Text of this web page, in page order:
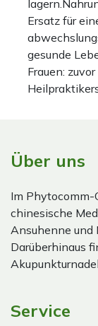
Ersatz für
gesunde
Frauen:
Über uns
Im
chinesische
Ansuhenne und
Darüberhinaus
Service